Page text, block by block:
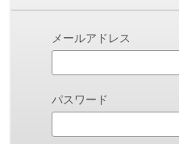
メールアドレス
パスワード